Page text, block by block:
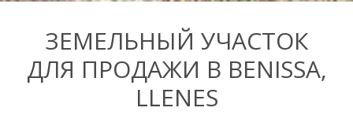
ЗЕМЕЛЬНЫЙ УЧАСТОК
ДЛЯ ПРОДАЖИ В BENISSA,
LLENES